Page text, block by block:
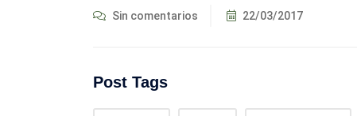
Sin comentarios 22/03/2017
Post Tags